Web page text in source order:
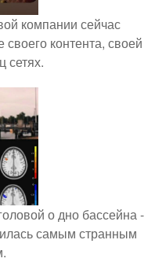
компании сейчас
контента, своей
сетях.
о дно бассейна -
самым странным